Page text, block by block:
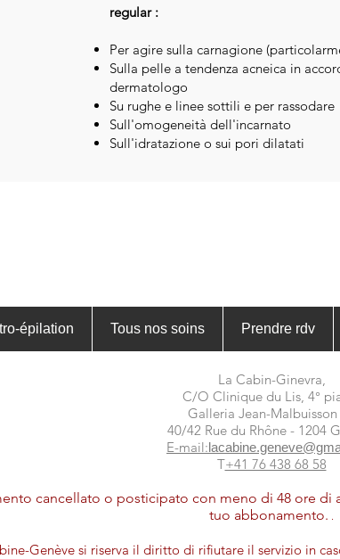
regular :
Per agire sulla carnagione
Sulla pelle a tendenza acneica in
dermatologo
Su rughe e linee sottili e per rassodare
Sull'omogeneità dell'incarnato
Sull'idratazione o sui pori dilatati
épilation Tous nos soins Prendre rdv
La Cabin-Ginevra,
C/O Clinique du Lis, 4°
Galleria Jean-Malbuisson
40/42 Rue du Rhône - 1204
E-mail:
T+41 76 438 68 58
cancellato o posticipato con meno di 48 ore di
tuo abbonamento. .
Genève si riserva il diritto di rifiutare il servizio in